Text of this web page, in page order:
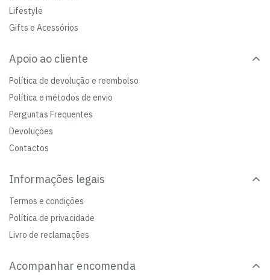
Lifestyle
Gifts e Acessórios
Apoio ao cliente
Política de devolução e reembolso
Política e métodos de envio
Perguntas Frequentes
Devoluções
Contactos
Informações legais
Termos e condições
Política de privacidade
Livro de reclamações
Acompanhar encomenda